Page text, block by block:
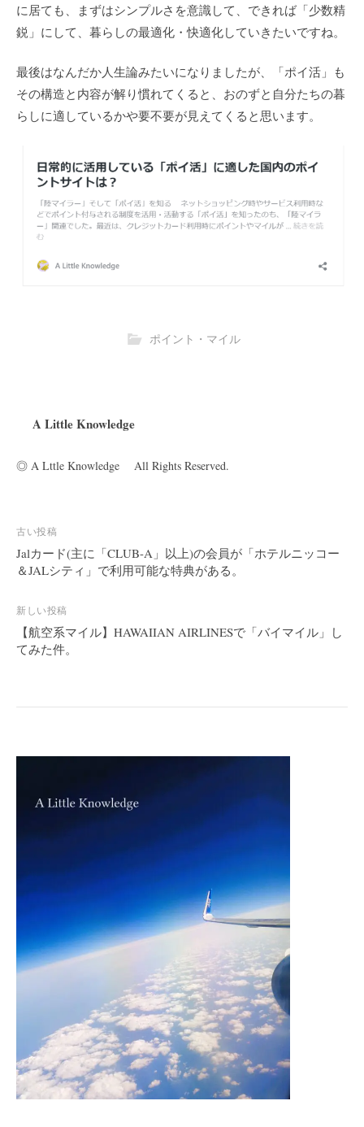
に居ても、まずはシンプルさを意識して、できれば「少数精
鋭」にして、暮らしの最適化・快適化していきたいですね。
最後はなんだか人生論みたいになりましたが、「ポイ活」も
その構造と内容が解り慣れてくると、おのずと自分たちの暮
らしに適しているかや要不要が見えてくると思います。
ポイント・マイル
A Little Knowledge
◎ A Lttle Knowledge All Rights Reserved.
投
稿
ナ
ゲ
ー
シ
ン
古い投稿
Jalカード(主に「CLUB-A」以上)の会員が「ホテルニッコー
＆JALシティ」で利用可能な特典がある。
新しい投稿
【航空系マイル】HAWAIIAN AIRLINESで「バイマイル」し
てみた件。